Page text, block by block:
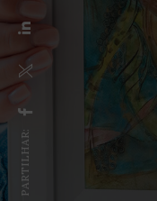
PARTILHAR: